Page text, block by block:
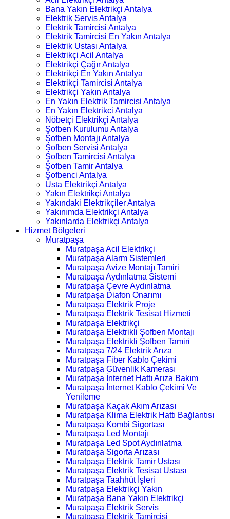
Bana Yakın Elektrikçi Antalya
Elektrik Servis Antalya
Elektrik Tamircisi Antalya
Elektrik Tamircisi En Yakın Antalya
Elektrik Ustası Antalya
Elektrikçi Acil Antalya
Elektrikçi Çağır Antalya
Elektrikçi En Yakın Antalya
Elektrikçi Tamircisi Antalya
Elektrikçi Yakın Antalya
En Yakın Elektrik Tamircisi Antalya
En Yakın Elektrikci Antalya
Nöbetçi Elektrikçi Antalya
Şofben Kurulumu Antalya
Şofben Montajı Antalya
Şofben Servisi Antalya
Şofben Tamircisi Antalya
Şofben Tamir Antalya
Şofbenci Antalya
Usta Elektrikçi Antalya
Yakın Elektrikçi Antalya
Yakındaki Elektrikçiler Antalya
Yakınımda Elektrikçi Antalya
Yakınlarda Elektrikçi Antalya
Hizmet Bölgeleri
Muratpaşa
Muratpaşa Acil Elektrikçi
Muratpaşa Alarm Sistemleri
Muratpaşa Avize Montajı Tamiri
Muratpaşa Aydınlatma Sistemi
Muratpaşa Çevre Aydınlatma
Muratpaşa Diafon Onarımı
Muratpaşa Elektrik Proje
Muratpaşa Elektrik Tesisat Hizmeti
Muratpaşa Elektrikçi
Muratpaşa Elektrikli Şofben Montajı
Muratpaşa Elektrikli Şofben Tamiri
Muratpaşa 7/24 Elektrik Arıza
Muratpaşa Fiber Kablo Çekimi
Muratpaşa Güvenlik Kamerası
Muratpaşa İnternet Hattı Arıza Bakım
Muratpaşa İnternet Kablo Çekimi Ve
Yenileme
Muratpaşa Kaçak Akım Arızası
Muratpaşa Klima Elektrik Hattı Bağlantısı
Muratpaşa Kombi Sigortası
Muratpaşa Led Montajı
Muratpaşa Led Spot Aydınlatma
Muratpaşa Sigorta Arızası
Muratpaşa Elektrik Tamir Ustası
Muratpaşa Elektrik Tesisat Ustası
Muratpaşa Taahhüt İşleri
Muratpaşa Elektrikçi Yakın
Muratpaşa Bana Yakın Elektrikçi
Muratpaşa Elektrik Servis
Muratpaşa Elektrik Tamircisi